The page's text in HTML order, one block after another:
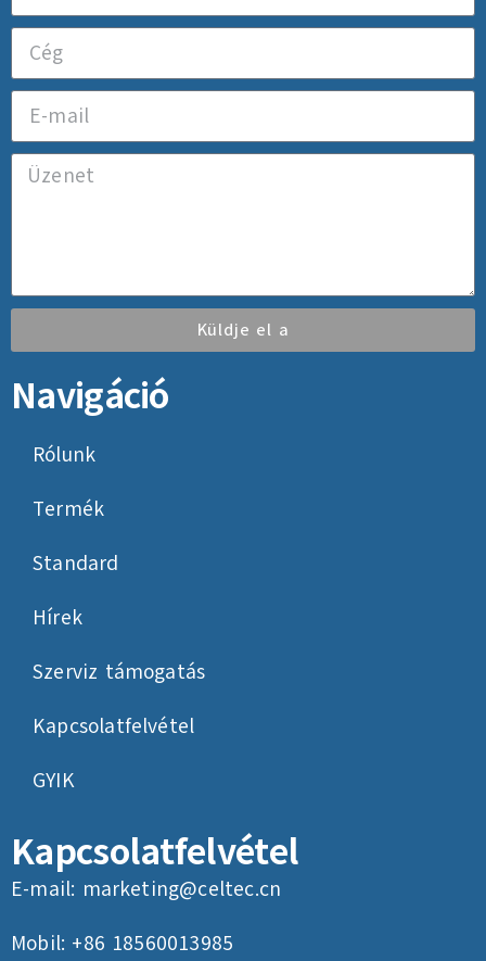
Küldje el a
Navigáció
Rólunk
Termék
Standard
Hírek
Szerviz támogatás
Kapcsolatfelvétel
GYIK
Kapcsolatfelvétel
E-mail: marketing@celtec.cn
Mobil: +86 18560013985